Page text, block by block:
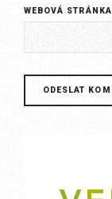
WEBOVÁ STRÁNKA